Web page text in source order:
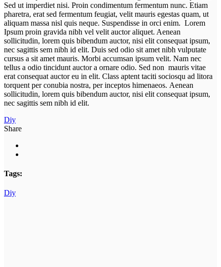
Sed ut imperdiet nisi. Proin condimentum fermentum nunc. Etiam
pharetra, erat sed fermentum feugiat, velit mauris egestas quam, ut
aliquam massa nisl quis neque. Suspendisse in orci enim. Lorem
Ipsum proin gravida nibh vel velit auctor aliquet. Aenean
sollicitudin, lorem quis bibendum auctor, nisi elit consequat ipsum,
nec sagittis sem nibh id elit. Duis sed odio sit amet nibh vulputate
cursus a sit amet mauris. Morbi accumsan ipsum velit. Nam nec
tellus a odio tincidunt auctor a ornare odio. Sed non mauris vitae
erat consequat auctor eu in elit. Class aptent taciti sociosqu ad litora
torquent per conubia nostra, per inceptos himenaeos. Aenean
sollicitudin, lorem quis bibendum auctor, nisi elit consequat ipsum,
nec sagittis sem nibh id elit.
Diy
Share
Tags:
Diy